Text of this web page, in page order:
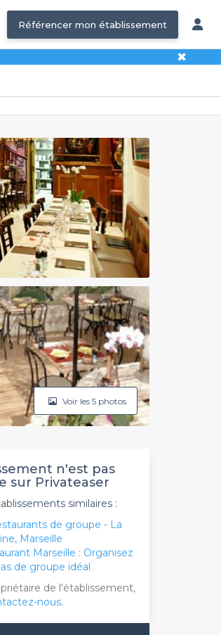
Référencer mon établissement
✖
Voir les 5 photos
n'est pas
sur Privateaser
similaires :
de groupe - La
Marseille
Marseille : Organisez
de groupe idéal
de l'établissement,
nous.